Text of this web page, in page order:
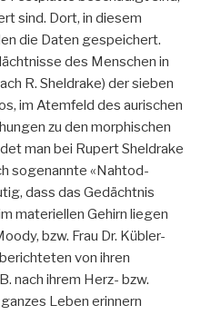
sind. Dort, in diesem
die Daten gespeichert.
des Menschen in
R. Sheldrake) der sieben
im Atemfeld des aurischen
zu den morphischen
man bei Rupert Sheldrake
sogenannte «Nahtod-
dass das Gedächtnis
materiellen Gehirn liegen
bzw. Frau Dr. Kübler-
von ihren
nach ihrem Herz- bzw.
Leben erinnern